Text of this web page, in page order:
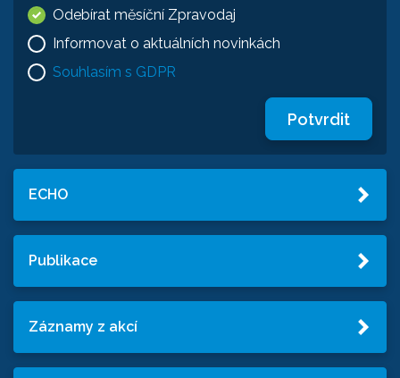
Odebírat měsíční Zpravodaj
Informovat o aktuálních novinkách
Souhlasím s GDPR
Potvrdit
ECHO
Publikace
Záznamy z akcí